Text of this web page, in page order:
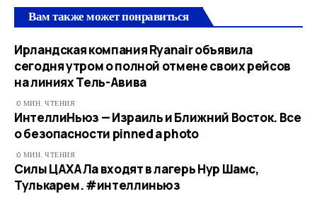
Вам также может понравиться
Ирландская компания Ryanair объявила
сегодня утром о полной отмене своих рейсов
на линиях Тель-Авива
0 МИН. ЧТЕНИЯ
ИнтеллиНьюз — Израиль и Ближний Восток. Все
о безопасности pinned a photo
0 МИН. ЧТЕНИЯ
Силы ЦАХАЛа входят в лагерь Нур Шамс,
Тулькарем. #интеллиньюз